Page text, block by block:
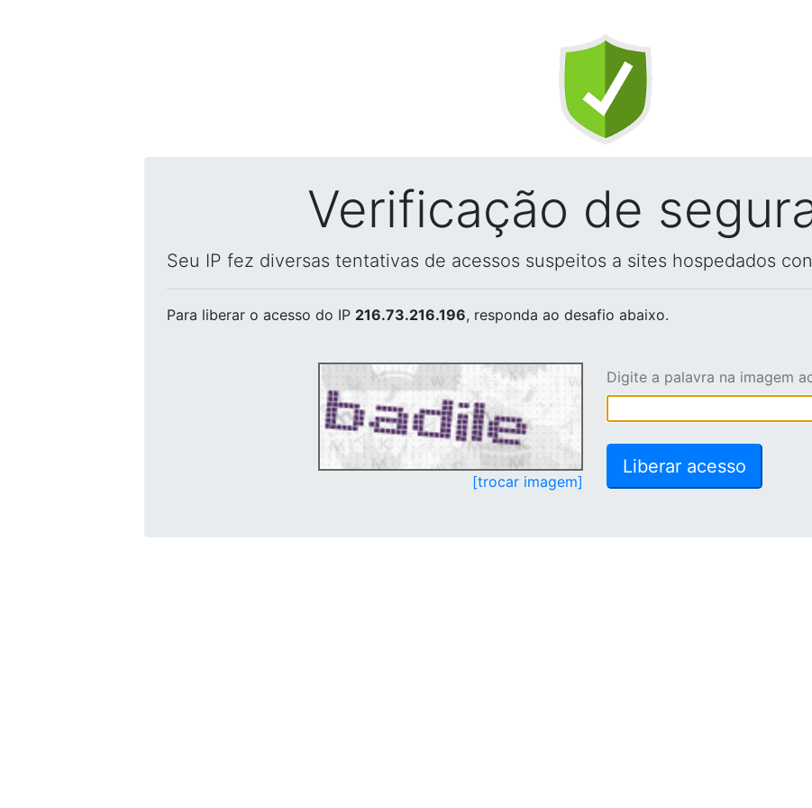
Verificação de
Seu IP fez diversas tentativas de acessos suspeitos a sites hospedados
Para liberar o acesso do IP 216.73.216.196, responda ao desafio abaixo.
[trocar imagem]
Digite a palavra na imagem